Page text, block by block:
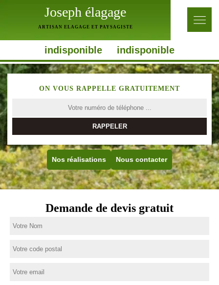
Joseph élagage
ARTISAN ELAGAGE ET PAYSAGISTE
indisponible indisponible
ON VOUS RAPPELLE GRATUITEMENT
Nos réalisations Nous contacter
Demande de devis gratuit